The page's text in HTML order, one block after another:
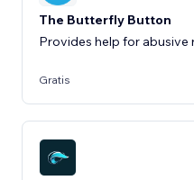
The Butterfly Button
Provides help for abusive
Gratis